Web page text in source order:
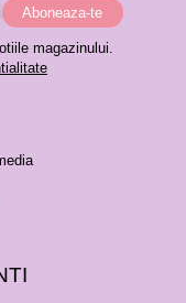
magazinului.